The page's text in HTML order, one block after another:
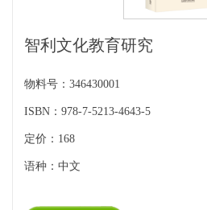
智利文化教育研究
物料号：346430001
ISBN：978-7-5213-4643-5
定价：168
语种：中文